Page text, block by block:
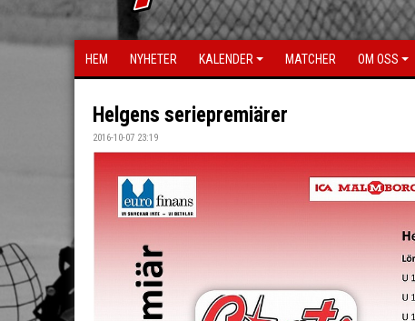
HEM NYHETER KALENDER MATCHER OM OSS
Helgens seriepremiärer
2016-10-07 23:19